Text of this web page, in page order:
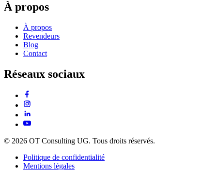
À propos
À propos
Revendeurs
Blog
Contact
Réseaux sociaux
© 2026 OT Consulting UG. Tous droits réservés.
Politique de confidentialité
Mentions légales